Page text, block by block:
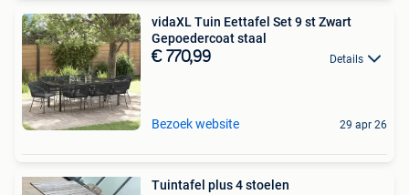
vidaXL Tuin Eettafel Set 9 st Zwart
Gepoedercoat staal
€ 770,99 Details
Bezoek website 29 apr 26
Tuintafel plus 4 stoelen